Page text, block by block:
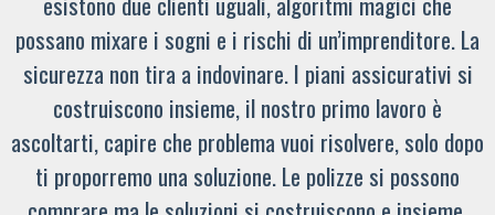
possano mixare i sogni e i rischi di un’imprenditore. La
sicurezza non tira a indovinare. I piani assicurativi si
costruiscono insieme, il nostro primo lavoro è
ascoltarti, capire che problema vuoi risolvere, solo dopo
ti proporremo una soluzione. Le polizze si possono